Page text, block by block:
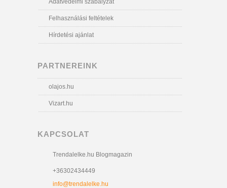
Felhasználási feltételek
Hírdetési ajánlat
PARTNEREINK
olajos.hu
Vizart.hu
KAPCSOLAT
Trendalelke.hu Blogmagazin
+36302434449
info@trendalelke.hu